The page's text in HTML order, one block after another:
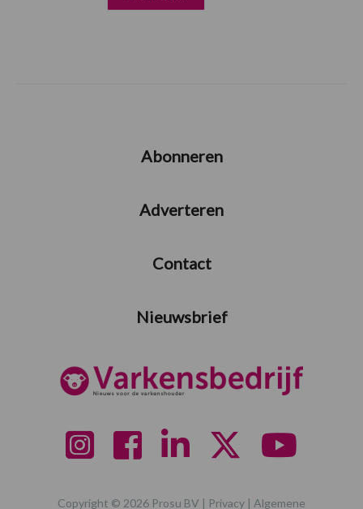
Abonneren
Adverteren
Contact
Nieuwsbrief
Copyright © 2026 Prosu BV | Privacy | Algemene